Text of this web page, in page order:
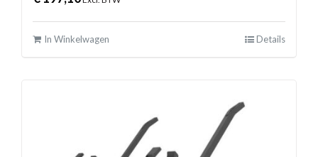
In Winkelwagen Details